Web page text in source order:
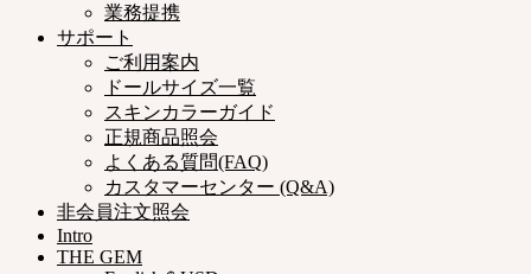
業務提携
サポート
ご利用案内
ドールサイズ一覧
スキンカラーガイド
正規商品照会
よくある質問(FAQ)
カスタマーセンター (Q&A)
非会員注文照会
Intro
THE GEM